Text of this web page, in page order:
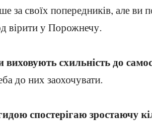
за своїх попередників, але ви
вірити у Порожнечу.
схильність до
до них заохочувати.
спостерігаю зростаючу